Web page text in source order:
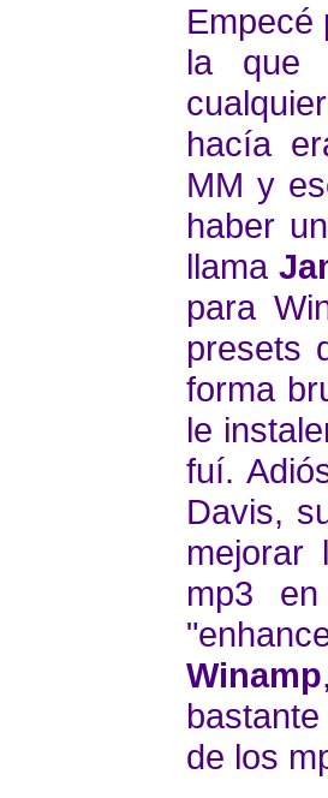
Empecé
la que
hacía
MM y
haber
llama
para
presets
forma
le
fuí.
Davis,
mejorar
mp3
Winamp
de los